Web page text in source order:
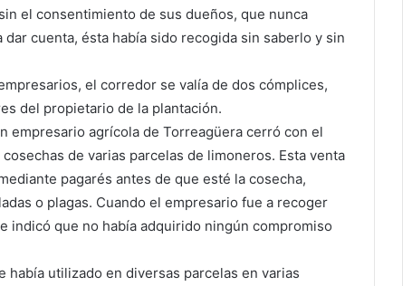
el consentimiento de sus dueños, que nunca
cuenta, ésta había sido recogida sin saberlo y sin
el corredor se valía de dos cómplices,
del propietario de la plantación.
empresario agrícola de Torreagüera cerró con el
cosechas de varias parcelas de limoneros. Esta venta
pagarés antes de que esté la cosecha,
o plagas. Cuando el empresario fue a recoger
indicó que no había adquirido ningún compromiso
había utilizado en diversas parcelas en varias